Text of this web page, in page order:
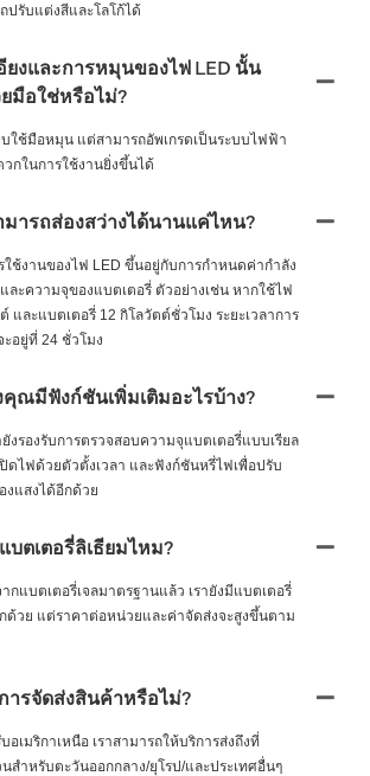
ปรับแต่งสีและโลโก้ได้
ยงและการหมุนของไฟ LED นั้น
มือใช่หรือไม่?
ใช้มือหมุน แต่สามารถอัพเกรดเป็นระบบไฟฟ้า
วกในการใช้งานยิ่งขึ้นได้
ารถส่องสว่างได้นานแค่ไหน?
รใช้งานของไฟ LED ขึ้นอยู่กับการกำหนดค่ากำลัง
ละความจุของแบตเตอรี่ ตัวอย่างเช่น หากใช้ไฟ
และแบตเตอรี่ 12 กิโลวัตต์ชั่วโมง ระยะเวลาการ
อยู่ที่ 24 ชั่วโมง
ณมีฟังก์ชันเพิ่มเติมอะไรบ้าง?
งรองรับการตรวจสอบความจุแบตเตอรี่แบบเรียล
ดไฟด้วยตัวตั้งเวลา และฟังก์ชันหรี่ไฟเพื่อปรับ
งแสงได้อีกด้วย
บตเตอรี่ลิเธียมไหม?
กแบตเตอรี่เจลมาตรฐานแล้ว เรายังมีแบตเตอรี่
กด้วย แต่ราคาต่อหน่วยและค่าจัดส่งจะสูงขึ้นตาม
รจัดส่งสินค้าหรือไม่?
อเมริกาเหนือ เราสามารถให้บริการส่งถึงที่
สำหรับตะวันออกกลาง/ยุโรป/และประเทศอื่นๆ